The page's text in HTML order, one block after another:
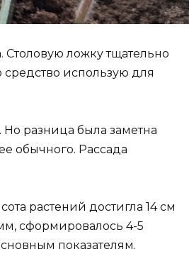
Столовую ложку тщательно
использую для
разница была заметна
обычного. Рассада
растений достигла 14 см
сформировалось 4-5
показателям.